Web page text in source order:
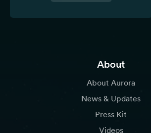
About
About Aurora
News & Updates
Press Kit
Videos